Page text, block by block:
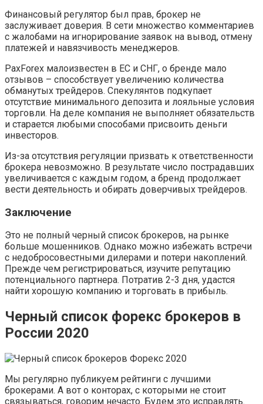
Финансовый регулятор был прав, брокер не
заслуживает доверия. В сети множество комментариев
с жалобами на игнорирование заявок на вывод, отмену
платежей и навязчивость менеджеров.
PaxForex малоизвестен в ЕС и СНГ, о бренде мало
отзывов – способствует увеличению количества
обманутых трейдеров. Спекулянтов подкупает
отсутствие минимального депозита и лояльные условия
торговли. На деле компания не выполняет обязательств
и старается любыми способами присвоить деньги
инвесторов.
Из-за отсутствия регуляции призвать к ответственности
брокера невозможно. В результате число пострадавших
увеличивается с каждым годом, а бренд продолжает
вести деятельность и обирать доверчивых трейдеров.
Заключение
Это не полный черный список брокеров, на рынке
больше мошенников. Однако можно избежать встречи
с недобросовестными дилерами и потери накоплений.
Прежде чем регистрироваться, изучите репутацию
потенциального партнера. Потратив 2-3 дня, удастся
найти хорошую компанию и торговать в прибыль.
Черный список форекс брокеров в
России 2020
Мы регулярно публикуем рейтинги с лучшими
брокерами. А вот о конторах, с которыми не стоит
связываться, говорим нечасто. Будем это исправлять.